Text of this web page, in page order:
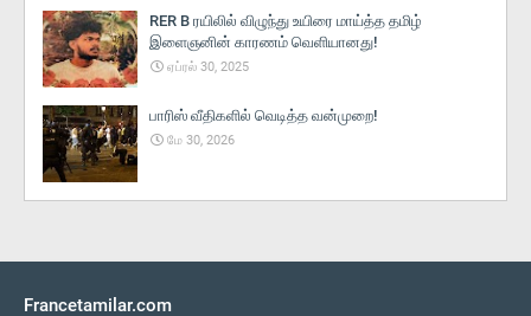
RER B ரயிலில் விழுந்து உயிரை மாய்த்த தமிழ்
இளைஞனின் காரணம் வெளியானது!
ஏப்ரல் 30, 2025
பாரிஸ் வீதிகளில் வெடித்த வன்முறை!
மே 30, 2026
Francetamilar.com